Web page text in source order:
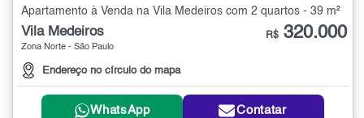
Apartamento à Venda na Vila Medeiros com 2 quartos - 39 m²
Vila Medeiros
Zona Norte - São Paulo
Endereço no círculo do mapa
R$ 320.000
WhatsApp Contatar